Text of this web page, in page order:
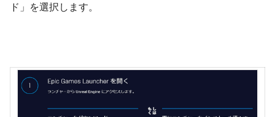
ド」を選択します。